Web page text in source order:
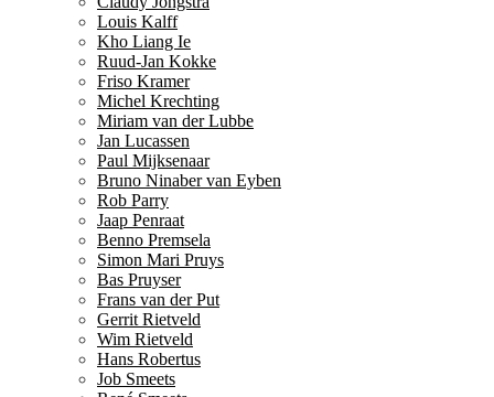
Louis Kalff
Kho Liang Ie
Ruud-Jan Kokke
Friso Kramer
Michel Krechting
Miriam van der Lubbe
Jan Lucassen
Paul Mijksenaar
Bruno Ninaber van Eyben
Rob Parry
Jaap Penraat
Benno Premsela
Simon Mari Pruys
Bas Pruyser
Frans van der Put
Gerrit Rietveld
Wim Rietveld
Hans Robertus
Job Smeets